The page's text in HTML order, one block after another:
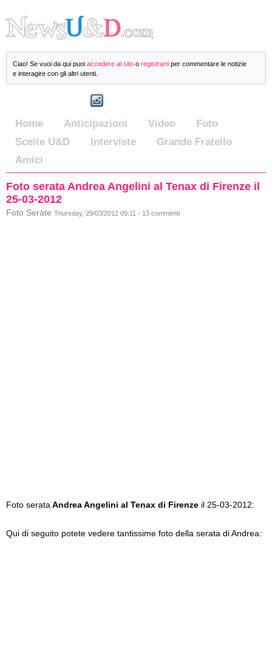
Ciao! Se vuoi da qui puoi accedere al sito o registrarti per commentare le notizie
e interagire con gli altri utenti.
Home Anticipazioni Video
Foto
Scelte U&D
Interviste
Grande Fratello
Amici
Foto serata Andrea Angelini al Tenax di Firenze il
25-03-2012
Foto Serate Thursday, 29/03/2012 09:11 - 13 commenti
Foto serata Andrea Angelini al Tenax di Firenze il 25-03-2012:
Qui di seguito potete vedere tantissime foto della serata di Andrea: